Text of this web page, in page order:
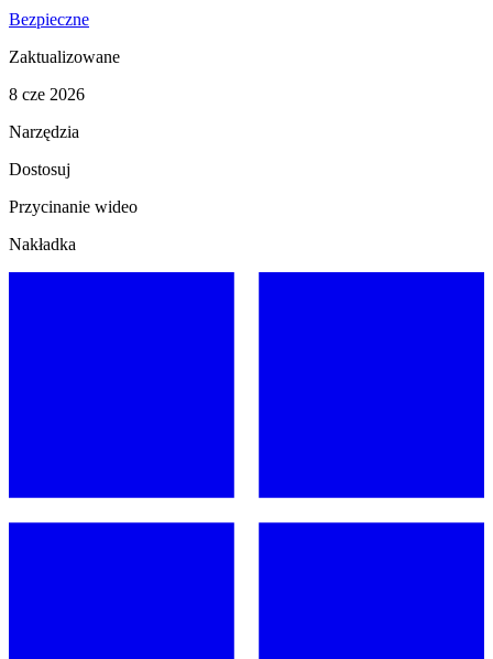
Bezpieczne
Zaktualizowane
8 cze 2026
Narzędzia
Dostosuj
Przycinanie wideo
Nakładka